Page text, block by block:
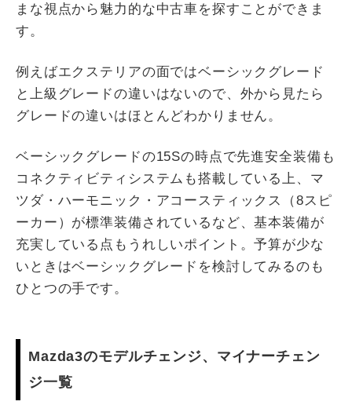
まな視点から魅力的な中古車を探すことができま
す。
例えばエクステリアの面ではベーシックグレード
と上級グレードの違いはないので、外から見たら
グレードの違いはほとんどわかりません。
ベーシックグレードの15Sの時点で先進安全装備も
コネクティビティシステムも搭載している上、マ
ツダ・ハーモニック・アコースティックス（8スピ
ーカー）が標準装備されているなど、基本装備が
充実している点もうれしいポイント。予算が少な
いときはベーシックグレードを検討してみるのも
ひとつの手です。
Mazda3のモデルチェンジ、マイナーチェン
ジ一覧